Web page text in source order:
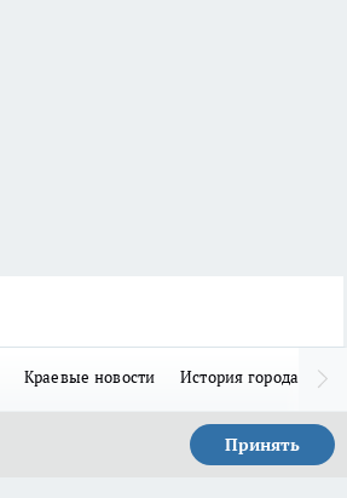
Краевые новости История города Н
Принять